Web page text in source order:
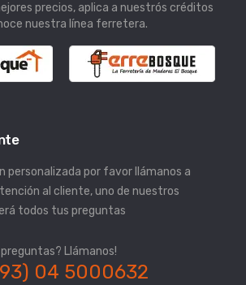
precios, aplica a nuestrós créditos
nuestra línea ferretera.
personalizada por favor llámanos a
al cliente, uno de nuestros
todos tus preguntas
Llámanos!
04 5000632